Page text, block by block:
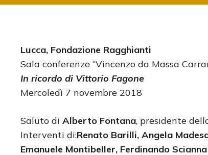
Lucca, Fondazione Ragghianti
Sala conferenze “Vincenzo da Massa
In ricordo di Vittorio Fagone
Mercoledì 7 novembre 2018
Saluto di Alberto Fontana, presidente
Interventi di:Renato Barilli, Angela
Emanuele Montibeller, Ferdinando Scianna